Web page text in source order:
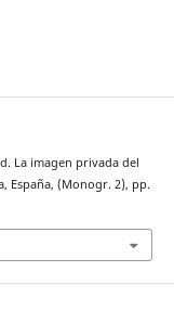
La imagen privada del
España, (Monogr. 2), pp.